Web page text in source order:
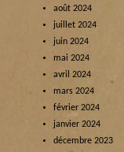
août 2024
juillet 2024
juin 2024
mai 2024
avril 2024
mars 2024
février 2024
janvier 2024
décembre 2023